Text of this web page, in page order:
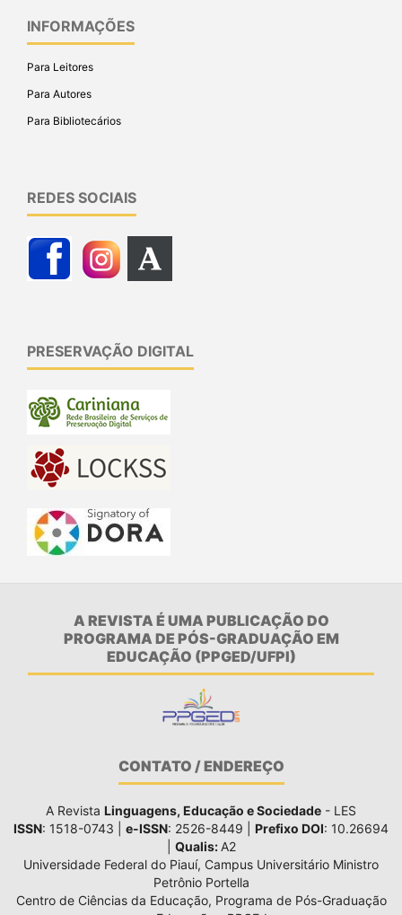
INFORMAÇÕES
Para Leitores
Para Autores
Para Bibliotecários
REDES SOCIAIS
PRESERVAÇÃO DIGITAL
A REVISTA É UMA PUBLICAÇÃO DO
PROGRAMA DE PÓS-GRADUAÇÃO EM
EDUCAÇÃO (PPGED/UFPI)
CONTATO / ENDEREÇO
A Revista Linguagens, Educação e Sociedade - LES
ISSN: 1518-0743 | e-ISSN: 2526-8449 | Prefixo DOI: 10.26694
Qualis: A2
Universidade Federal do Piauí, Campus Universitário Ministro
Petrônio Portella
Centro de Ciências da Educação, Programa de Pós-Graduação